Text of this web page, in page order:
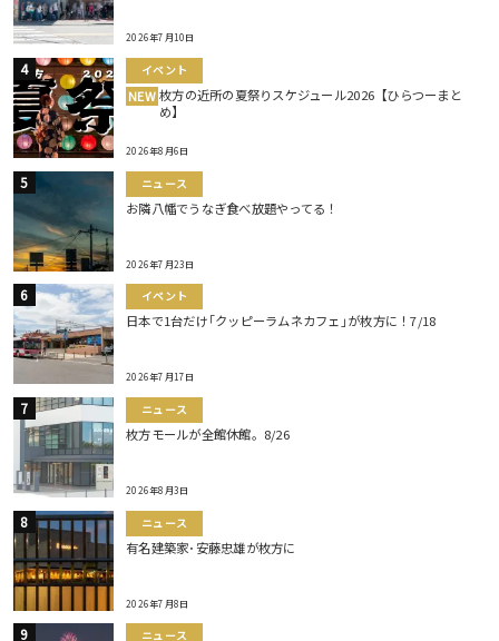
2026年7月10日
イベント
NEW 枚方の近所の夏祭りスケジュール2026【ひらつーまと
め】
2026年8月6日
ニュース
お隣八幡でうなぎ食べ放題やってる！
2026年7月23日
イベント
日本で1台だけ｢クッピーラムネカフェ｣が枚方に！7/18
2026年7月17日
ニュース
枚方モールが全館休館。8/26
2026年8月3日
ニュース
有名建築家･安藤忠雄が枚方に
2026年7月8日
ニュース